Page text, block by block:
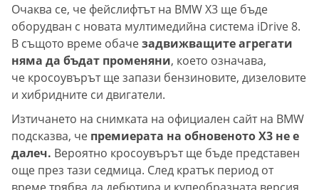
Очаква се, че фейслифтът на BMW X3 ще бъде
оборудван с новата мултимедийна система iDrive 8.
В същото време обачезадвижващите агрегати
няма да бъдат променяни, което означава,
че кросоувърът ще запази бензиновите, дизеловите
и хибридните си двигатели.
Изтичането на снимката на официален сайт на BMW
подсказва, че премиерата на обновеното X3 не е
далеч. Вероятно кросоувърът ще бъде представен
още през тази седмица. След кратък период от
време трябва да дебютира и купеобразната версия